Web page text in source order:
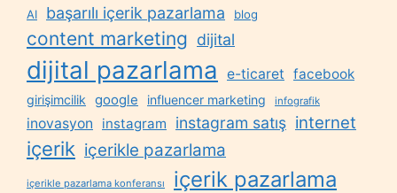
AI başarılı içerik pazarlama blog
content marketing dijital
dijital pazarlama e-ticaret facebook
girişimcilik google influencer marketing infografik
inovasyon instagram instagram satış internet
içerik içerikle pazarlama
içerikle pazarlama konferansı içerik pazarlama